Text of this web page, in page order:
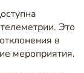
Это
в
мероприятия.